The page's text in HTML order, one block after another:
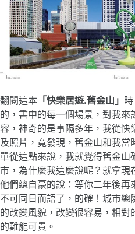
翻閱這本 「快樂居遊.舊金山」
的，書中的每一個場景，對我來
容，神奇的是事隔多年，我從快
及照片，竟發現，舊金山和我當
單從這點來說，我就覺得舊金山
市，為什麼我這麼說呢？就拿現
他們總自豪的說：等你二年後再
不可同日而語了，的確！城市總
的改變風貌，改變很容易，相對
的難能可貴。